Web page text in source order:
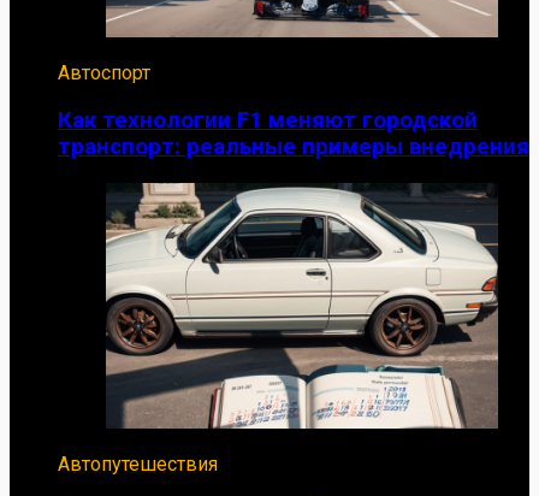
Автоспорт
Как технологии F1 меняют городской
транспорт: реальные примеры внедрения
Автопутешествия